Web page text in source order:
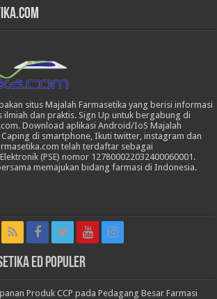
situs Majalah Farmasetika yang berisi informasi
dan praktis. Sign Up untuk bergabung di
Download aplikasi Android/IoS Majalah
Caping di smartphone, Ikuti twitter, instagram dan
telah terdaftar sebagai
(PSE) nomor 127800022032400060001.
memajukan bidang farmasi di Indonesia.
Ed Populer
Produk CCP pada Pedagang Besar Farmasi